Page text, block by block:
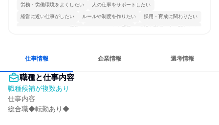
労務・労働環境をよくしたい 人の仕事をサポートしたい
経営に近い仕事がしたい ルールや制度を作りたい 採用・育成に関わりたい
コミュニケーションが活発 チームワークを重視 多様な職種の人と関われる
仕事情報 企業情報 選考情報
職種と仕事内容
職種候補が複数あり
仕事内容
総合職◆転勤あり◆